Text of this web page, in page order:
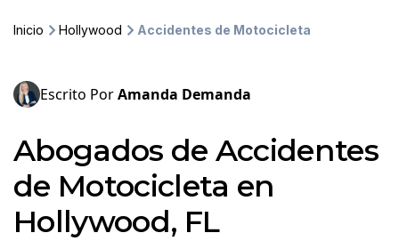
Inicio Hollywood Accidentes de Motocicleta
Escrito PorAmanda Demanda
Abogados de Accidentes
de Motocicleta en
Hollywood, FL